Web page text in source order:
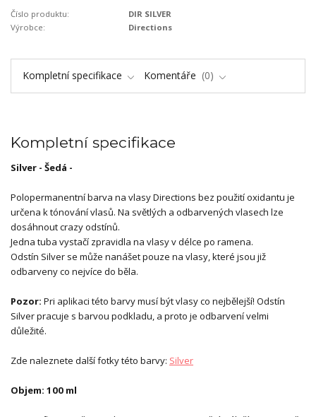
Číslo produktu:
DIR SILVER
Výrobce:
Directions
Kompletní specifikace Komentáře 0
Kompletní specifikace
Silver - Šedá -
Polopermanentní barva na vlasy Directions bez použití oxidantu je
určena k tónování vlasů. Na světlých a odbarvených vlasech lze
dosáhnout crazy odstínů.
Jedna tuba vystačí zpravidla na vlasy v délce po ramena.
Odstín Silver se může nanášet pouze na vlasy, které jsou již
odbarveny co nejvíce do běla.
Pozor: Pri aplikaci této barvy musí být vlasy co nejbělejší! Odstín
Silver pracuje s barvou podkladu, a proto je odbarvení velmi
důležité.
Zde naleznete další fotky této barvy: Silver
Objem: 100 ml